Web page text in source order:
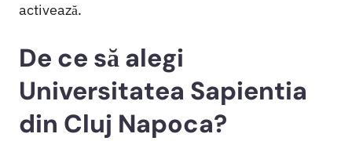
activează.
De ce să alegi
Universitatea Sapientia
din Cluj Napoca?